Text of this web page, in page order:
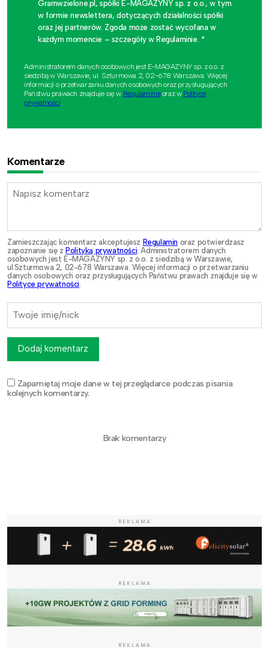
Gramwzielone.pl, spółki E-MAGAZYNY sp. z o.o., w tym
w formie newslettera, dotyczących działalności spółki
oraz jej partnerów. Zgoda może zostać wycofana w
każdym momencie – szczegóły w Regulaminie. *
Administratorem danych osobowych jest E-MAGAZYNY sp. z o.o. z
siedzibą w Warszawie, ul. Szturmowa 2, 02-678 Warszawa. Więcej
informacji o przetwarzaniu danych osobowych oraz przysługujących
Państwu prawach znajduje się w Regulaminieoraz w Polityce
prywatności.
Komentarze
Zamieszczając komentarz akceptujesz Regulamin oraz potwierdzasz
zapoznanie się z Polityką prywatności. Administratorem danych
osobowych jest E-MAGAZYNY sp. z o.o. z siedzibą w Warszawie,
ul.Szturmowa 2, 02-678 Warszawa. Więcej informacji o przetwarzaniu
danych osobowych oraz przysługujących Państwu prawach znajduje się w
Polityce prywatności.
Zapamiętaj moje dane w tej przeglądarce podczas pisania
kolejnych komentarzy.
Dodaj komentarz
Brak komentarzy
REKLAMA
REKLAMA
REKLAMA